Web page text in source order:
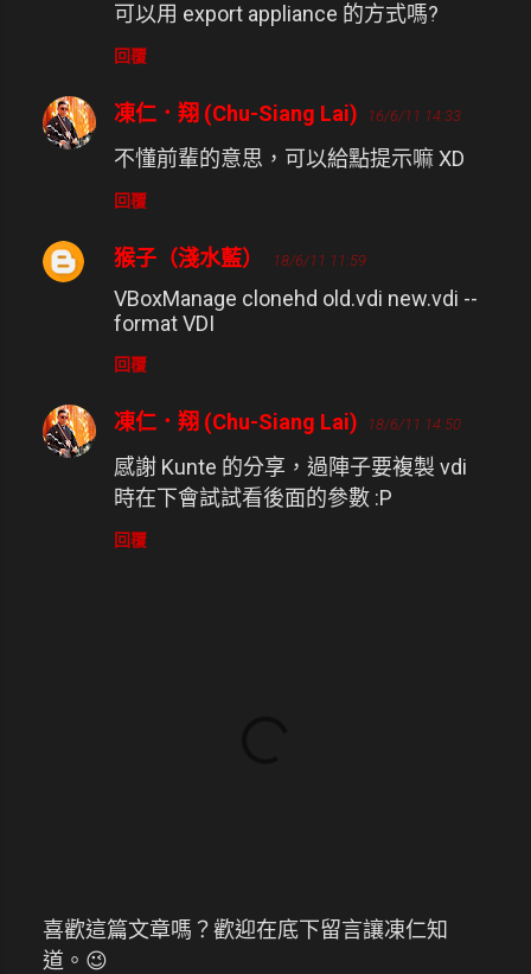
可以用 export appliance 的方式嗎?
回覆
凍仁．翔 (Chu-Siang Lai) 16/6/11 14:33
不懂前輩的意思，可以給點提示嘛 XD
回覆
猴子（淺水藍） 18/6/11 11:59
VBoxManage clonehd old.vdi new.vdi --
format VDI
回覆
凍仁．翔 (Chu-Siang Lai) 18/6/11 14:50
感謝 Kunte 的分享，過陣子要複製 vdi
時在下會試試看後面的參數 :P
回覆
張
喜歡這篇文章嗎？歡迎在底下留言讓凍仁知
道。😉